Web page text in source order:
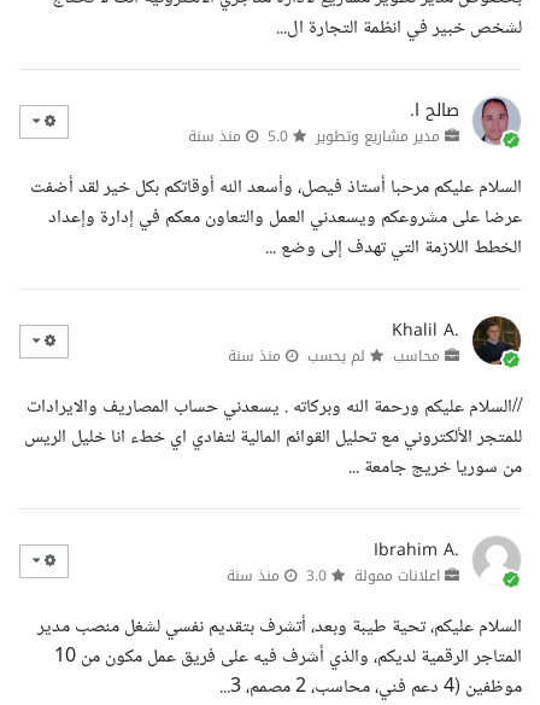
لشخص خبير في انظمة التجارة ال...
صالح ا.
مدير مشاريع وتطوير منذ سنة
السلام عليكم مرحبا أستاذ فيصل، وأسعد الله أوقاتكم بكل خير لقد أضفت
عرضا على مشروعكم ويسعدني العمل والتعاون معكم في إدارة وإعداد
الخطط اللازمة التي تهدف إلى وضع ...
Khalil A.
محاسب لم يحسب منذ سنة
//السلام عليكم ورحمة الله وبركاته . يسعدني حساب المصاريف والايرادات
للمتجر الألكتروني مع تحليل القوائم المالية لتفادي اي خطء انا خليل الريس
من سوريا خريج جامعة ...
Ibrahim A.
اعلانات ممولة منذ سنة
السلام عليكم، تحية طيبة وبعد، أتشرف بتقديم نفسي لشغل منصب مدير
المتاجر الرقمية لديكم، والذي أشرف فيه على فريق عمل مكون من 10
موظفين (4 دعم فني، محاسب، 2 مصمم، 3...